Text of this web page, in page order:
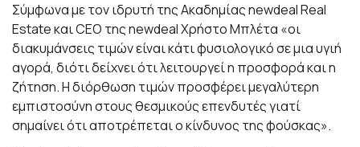
Σύμφωνα με τον ιδρυτή της Ακαδημίας newdeal Real
Estate και CEO της newdeal Χρήστο Μπλέτα «oι
διακυμάνσεις τιμών είναι κάτι φυσιολογικό σε μια υγιή
αγορά, διότι δείχνει ότι λειτουργεί η προσφορά και η
ζήτηση. Η διόρθωση τιμών προσφέρει μεγαλύτερη
εμπιστοσύνη στους θεσμικούς επενδυτές γιατί
σημαίνει ότι αποτρέπεται ο κίνδυνος της φούσκας».